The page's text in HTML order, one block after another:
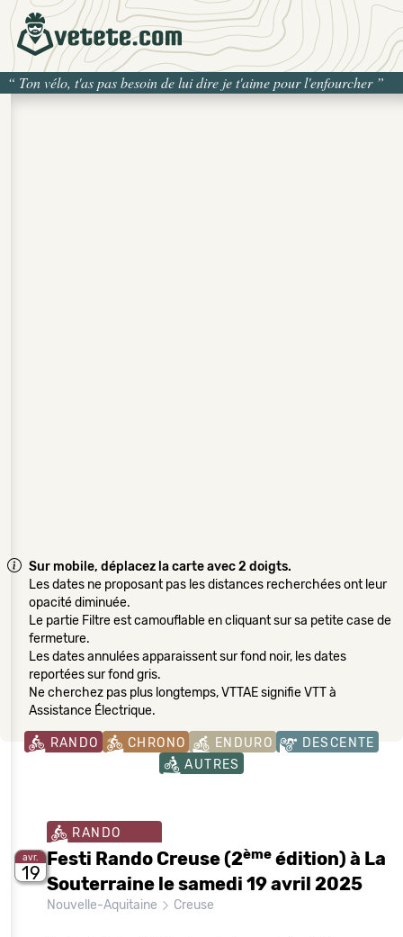
“ Ton vélo, t'as pas besoin de lui dire je t'aime pour l'enfourcher”
Sur mobile, déplacez la carte avec 2 doigts.
Les dates ne proposant pas les distances recherchées ont leur
opacité diminuée.
Le partie Filtre est camouflable en cliquant sur sa petite case de
fermeture.
Les dates annulées apparaissent sur fond noir, les dates
reportées sur fond gris.
Ne cherchez pas plus longtemps, VTTAE signifie VTT à
Assistance Électrique.
RANDO CHRONO ENDURO
DESCENTE
AUTRES
avr.
19
RANDO
Festi Rando Creuse (2ème édition) à La
Souterraine le samedi 19 avril 2025
Nouvelle-Aquitaine Creuse